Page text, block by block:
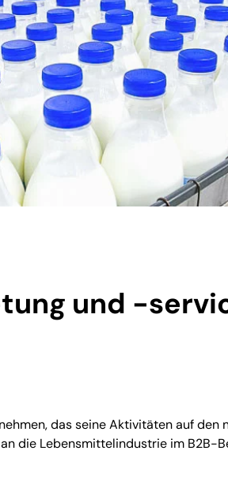
und -
das seine Aktivitäten auf den
die Lebensmittelindustrie im B2B-